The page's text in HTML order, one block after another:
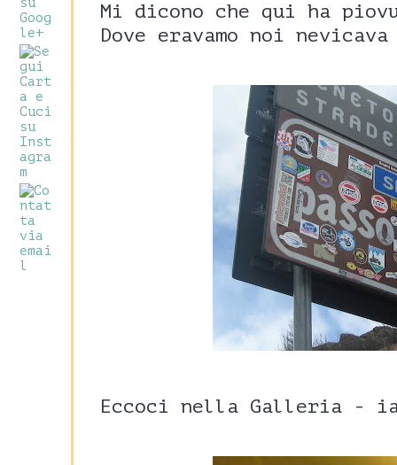
Mi dicono che qui ha
Dove eravamo noi
Eccoci nella Galleria -